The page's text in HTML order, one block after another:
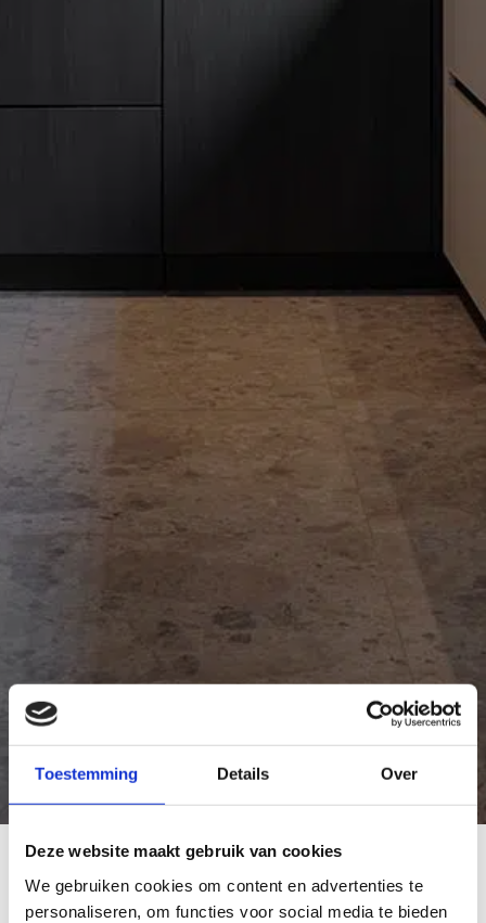
Toestemming Details Over
Deze website maakt gebruik van cookies
We gebruiken cookies om content en advertenties te
personaliseren, om functies voor social media te bieden
Smits Keukens
Bent u op zoek naar een nieuwe keuken, wij stellen samen met u